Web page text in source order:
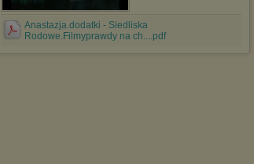
Anastazja.dodatki - Siedliska
Rodowe.Filmyprawdy na ch....pdf